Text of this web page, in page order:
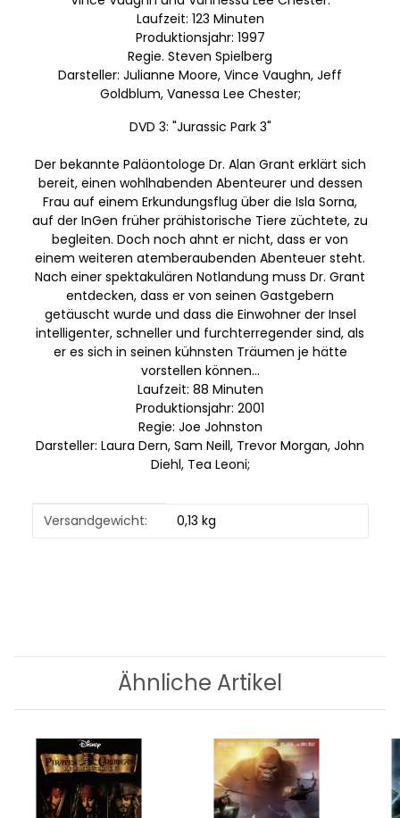
Laufzeit: 123 Minuten
Produktionsjahr: 1997
Regie. Steven Spielberg
Darsteller: Julianne Moore, Vince Vaughn, Jeff
Goldblum, Vanessa Lee Chester;
DVD 3: "Jurassic Park 3"
Der bekannte Paläontologe Dr. Alan Grant erklärt sich
bereit, einen wohlhabenden Abenteurer und dessen
Frau auf einem Erkundungsflug über die Isla Sorna,
auf der InGen früher prähistorische Tiere züchtete, zu
begleiten. Doch noch ahnt er nicht, dass er von
einem weiteren atemberaubenden Abenteuer steht.
Nach einer spektakulären Notlandung muss Dr. Grant
entdecken, dass er von seinen Gastgebern
getäuscht wurde und dass die Einwohner der Insel
intelligenter, schneller und furchterregender sind, als
er es sich in seinen kühnsten Träumen je hätte
vorstellen können...
Laufzeit: 88 Minuten
Produktionsjahr: 2001
Regie: Joe Johnston
Darsteller: Laura Dern, Sam Neill, Trevor Morgan, John
Diehl, Tea Leoni;
Produkteigenschaft
Wert
Versandgewicht: 0,13 kg
Ähnliche Artikel